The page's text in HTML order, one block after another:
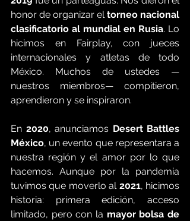
honor de organizar el torneo nacional
clasificatorio al mundial en Rusia. Lo
hicimos en Fairplay, con jueces
internacionales y atletas de todo
México. Muchos de ustedes —
nuestros miembros— compitieron,
aprendieron y se inspiraron.
En 2020, anunciamos Desert Battles
México, un evento que representara a
nuestra región y el amor por lo que
hacemos. Aunque por la pandemia
tuvimos que moverlo al 2021, hicimos
historia: primera edición, acceso
limitado, pero con la mayor bolsa de